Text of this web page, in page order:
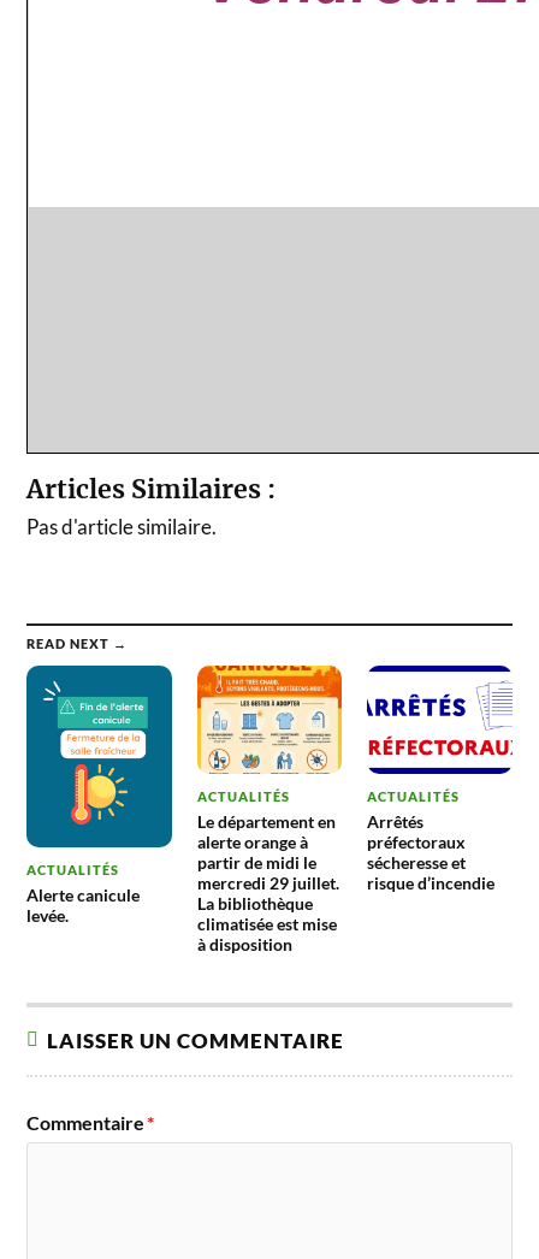
Articles Similaires :
Pas d'article similaire.
READ NEXT →
ACTUALITÉS
Alerte canicule
levée.
ACTUALITÉS
Le département en
alerte orange à
partir de midi le
mercredi 29 juillet.
La bibliothèque
climatisée est mise
à disposition
ACTUALITÉS
Arrêtés
préfectoraux
sécheresse et
risque d’incendie
LAISSER UN COMMENTAIRE
Commentaire*